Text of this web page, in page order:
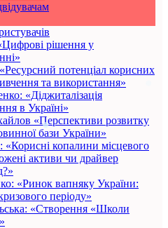
рішення у
потенціал корисних
та використання»
«Діджиталізація
в Україні»
«Перспективи розвитку
бази України»
«Корисні копалини місцевого
активи чи драйвер
«Ринок вапняку України:
періоду»
«Створення «Школи